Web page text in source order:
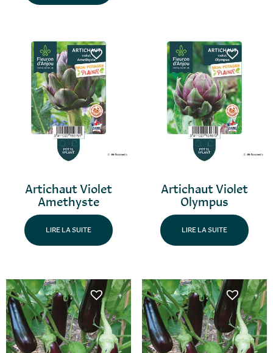
Artichaut Violet
Amethyste
LIRE LA SUITE
Artichaut Violet
Olympus
LIRE LA SUITE